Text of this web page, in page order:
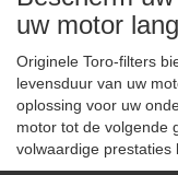
uw motor
Originele Toro-filters
levensduur van uw
oplossing voor uw
motor tot de volgende
volwaardige prestaties